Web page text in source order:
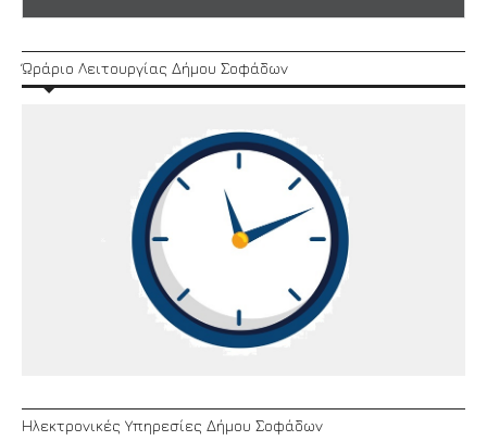
Ώράριο Λειτουργίας Δήμου Σοφάδων
Ηλεκτρονικές Υπηρεσίες Δήμου Σοφάδων